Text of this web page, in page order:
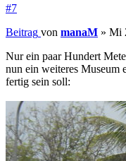
#7
Beitrag von manaM » Mi
Nur ein paar Hundert
nun ein weiteres Museum
fertig sein soll: